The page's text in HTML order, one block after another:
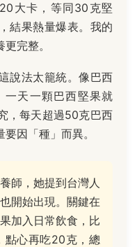
大卡，等同30克堅
結果熱量爆表。我的
完整。
說法太籠統。像巴西
一天一顆巴西堅果就
，每天超過50克巴西
因「種」而異。
師，她提到台灣人
開始出現。關鍵在
加入日常飲食，比
點心再吃20克，總